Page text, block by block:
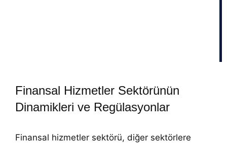
Finansal Hizmetler Sektörünün
Dinamikleri ve Regülasyonlar
Finansal hizmetler sektörü, diğer sektörlere